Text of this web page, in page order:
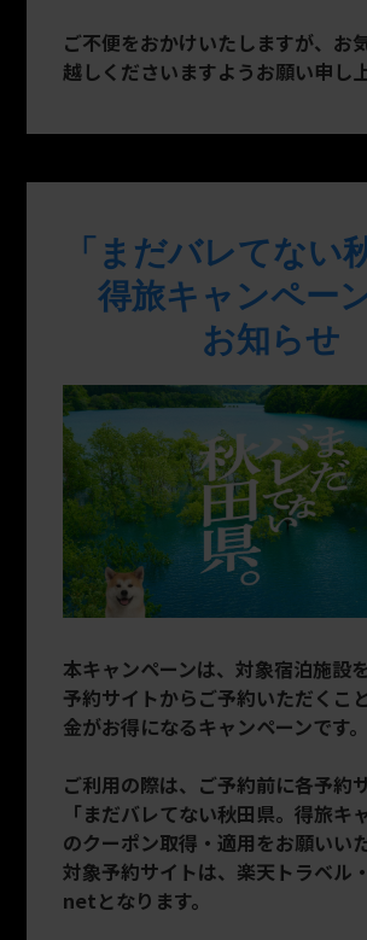
ご不便をおかけいたしますが、お
越しくださいますようお願い申し上
「まだバレてない
得旅キャンペー
お知らせ
本キャンペーンは、対象宿泊施設
予約サイトからご予約いただくこ
金がお得になるキャンペーンです。
ご利用の際は、ご予約前に各予約
「まだバレてない秋田県。得旅キ
のクーポン取得・適用をお願いいた
対象予約サイトは、楽天トラベル
netとなります。